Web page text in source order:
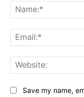
Save my name,